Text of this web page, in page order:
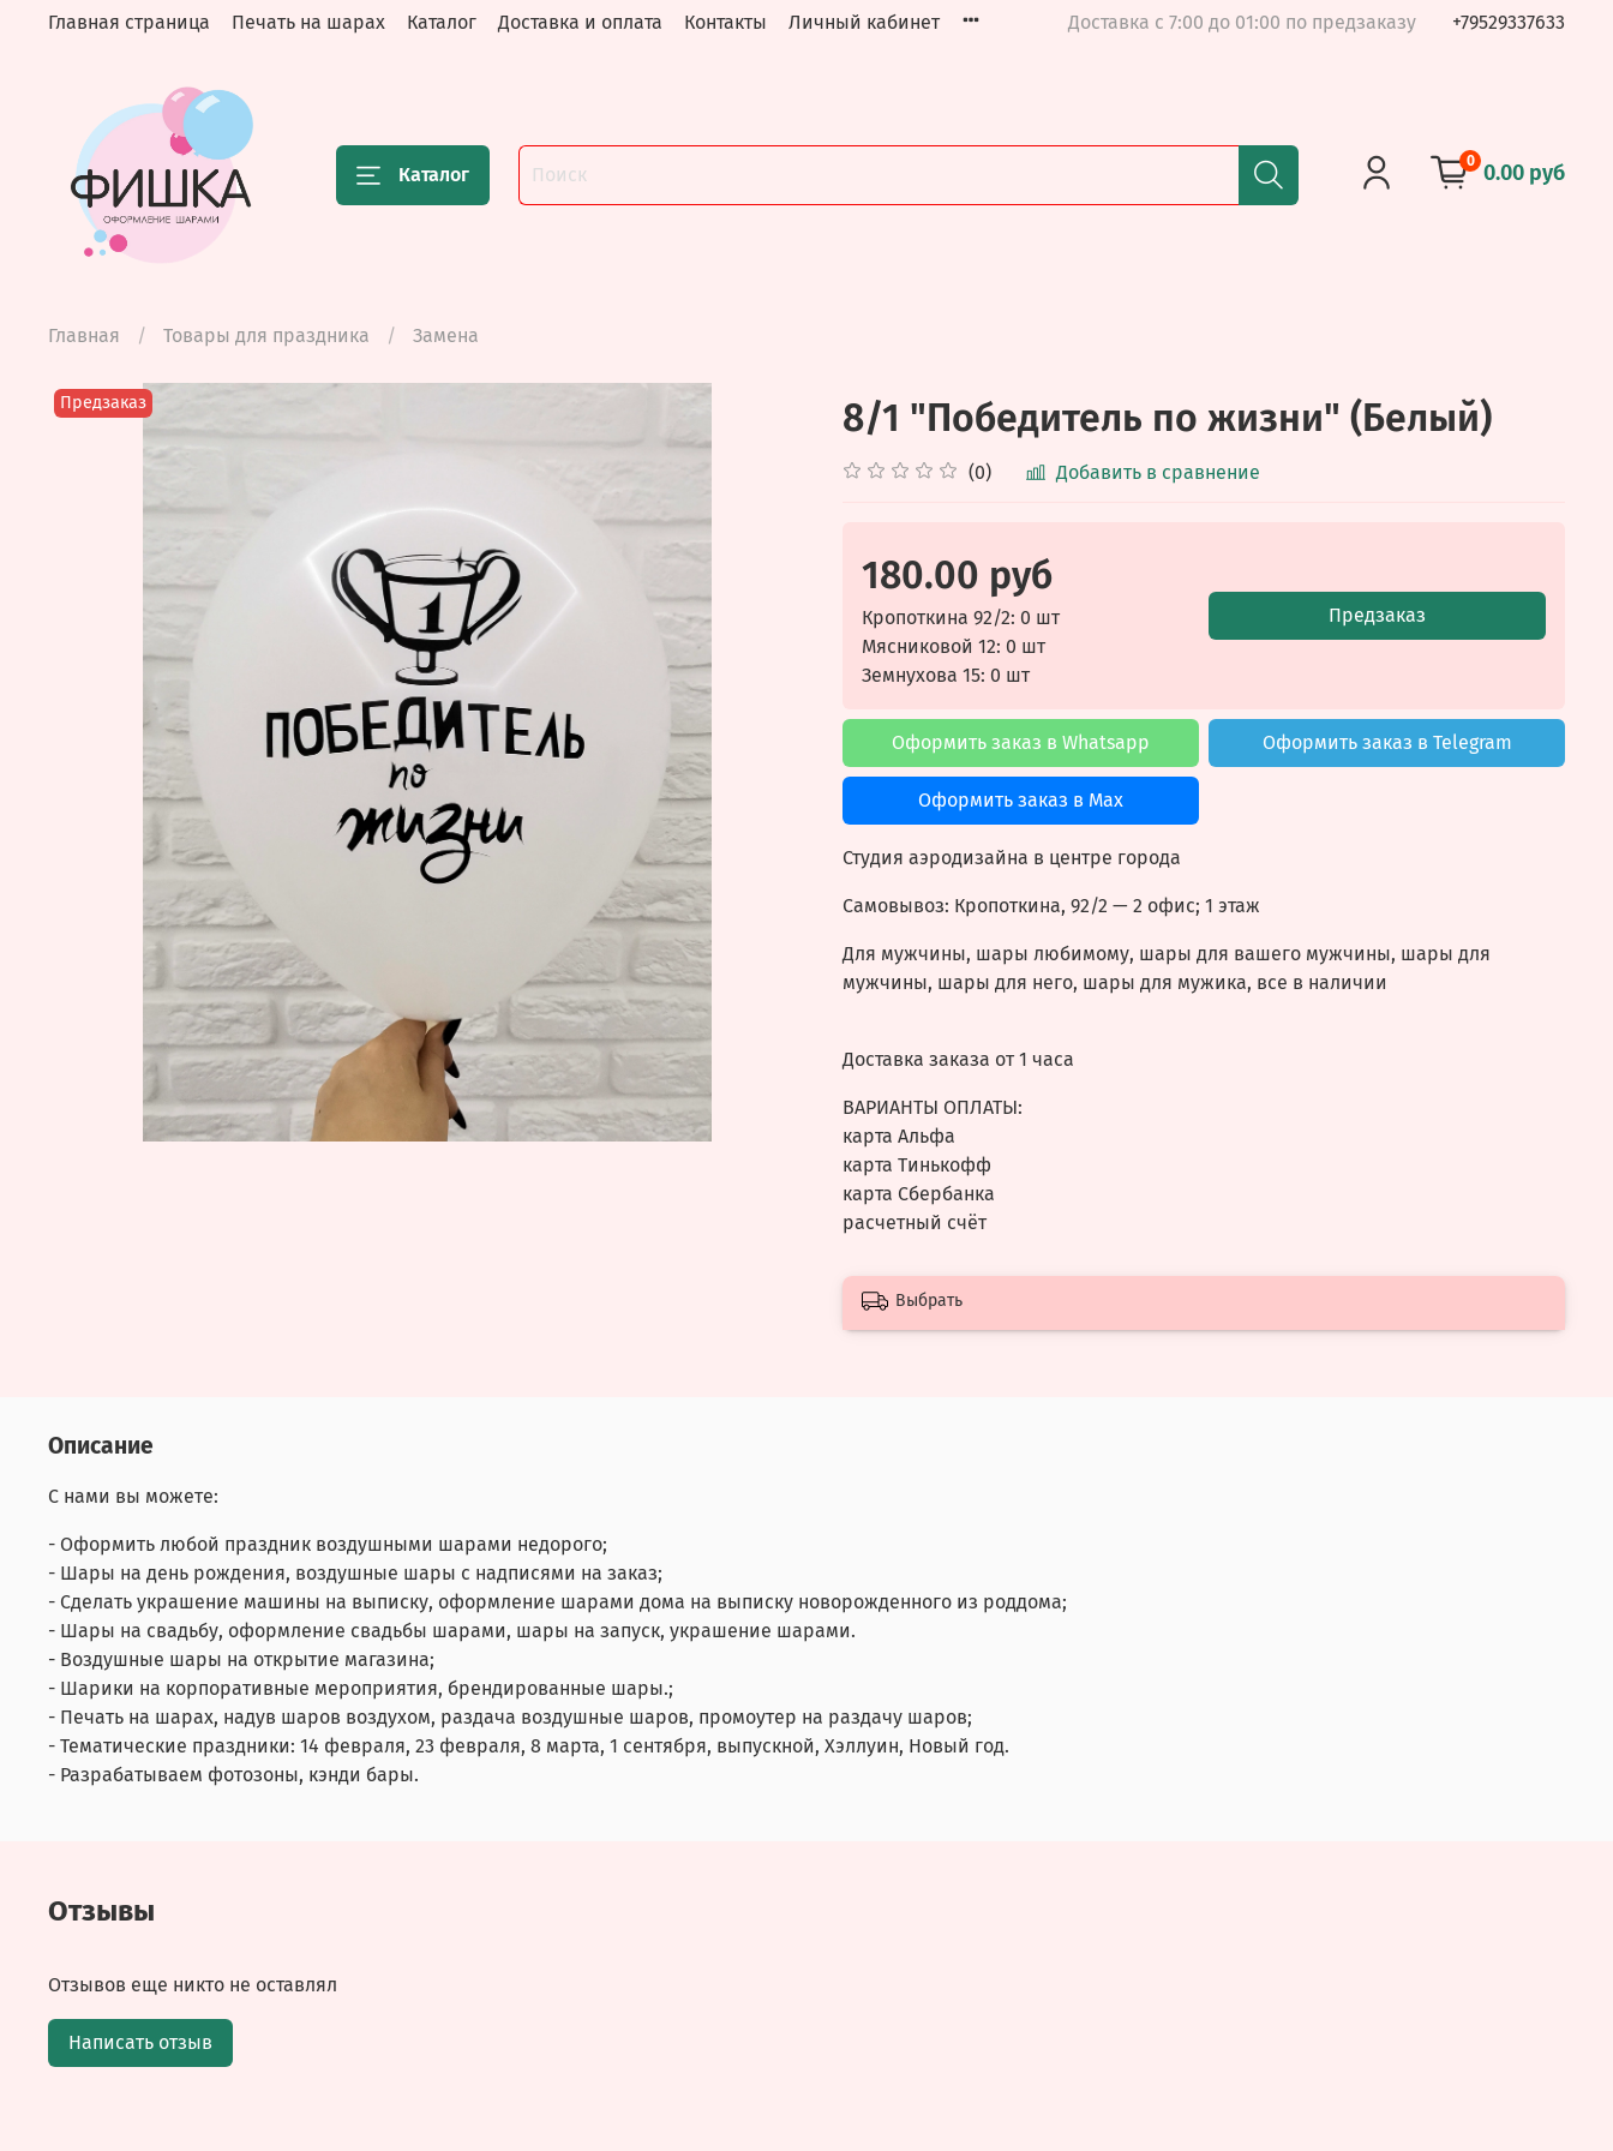
Главная страница Печать на шарах Каталог Доставка и оплата Контакты Личный кабинет Доставка с 7:00 до 01:00 по предзаказу +79529337633
Каталог
0 0.00 руб
Главная Товары для праздника Замена
Предзаказ 8/1 "Победитель по жизни" (Белый)
(0) Добавить в сравнение
180.00 руб
Кропоткина 92/2: 0 шт
Мясниковой 12: 0 шт
Земнухова 15: 0 шт
Предзаказ
Оформить заказ в Whatsapp Оформить заказ в Telegram
Оформить заказ в Max
Студия аэродизайна в центре города
Самовывоз: Кропоткина, 92/2 — 2 офис; 1 этаж
Для мужчины, шары любимому, шары для вашего мужчины, шары для
мужчины, шары для него, шары для мужика, все в наличии
Доставка заказа от 1 часа
ВАРИАНТЫ ОПЛАТЫ:
карта Альфа
карта Тинькофф
карта Сбербанка
расчетный счёт
Выбрать
Описание
С нами вы можете:
- Оформить любой праздник воздушными шарами недорого;
- Шары на день рождения, воздушные шары с надписями на заказ;
- Сделать украшение машины на выписку, оформление шарами дома на выписку новорожденного из роддома;
- Шары на свадьбу, оформление свадьбы шарами, шары на запуск, украшение шарами.
- Воздушные шары на открытие магазина;
- Шарики на корпоративные мероприятия, брендированные шары.;
- Печать на шарах, надув шаров воздухом, раздача воздушные шаров, промоутер на раздачу шаров;
- Тематические праздники: 14 февраля, 23 февраля, 8 марта, 1 сентября, выпускной, Хэллуин, Новый год.
- Разрабатываем фотозоны, кэнди бары.
Отзывы
Отзывов еще никто не оставлял
Написать отзыв